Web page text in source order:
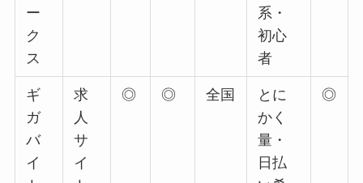
ー
ク
ス
系・
初心
者
ギ
ガ
バ
イ
求
人
サ
イ
◎ ◎ 全国
とに
かく
量・
日払
◎